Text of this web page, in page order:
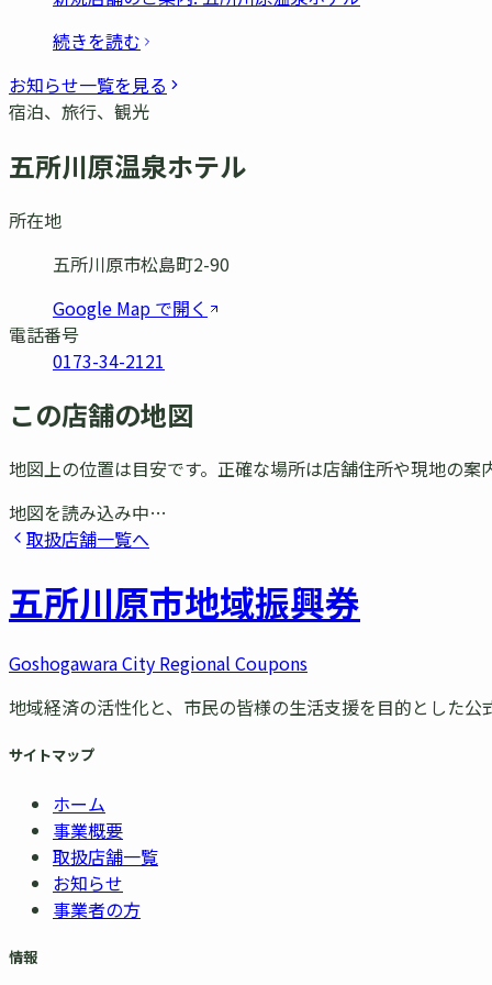
続きを読む
お知らせ一覧を見る
宿泊、旅行、観光
五所川原温泉ホテル
所在地
五所川原市松島町2-90
Google Map で開く
電話番号
0173-34-2121
この店舗の地図
地図上の位置は目安です。正確な場所は店舗住所や現地の案
地図を読み込み中…
取扱店舗一覧へ
五所川原市地域振興券
Goshogawara City Regional Coupons
地域経済の活性化と、市民の皆様の生活支援を目的とした公
サイトマップ
ホーム
事業概要
取扱店舗一覧
お知らせ
事業者の方
情報